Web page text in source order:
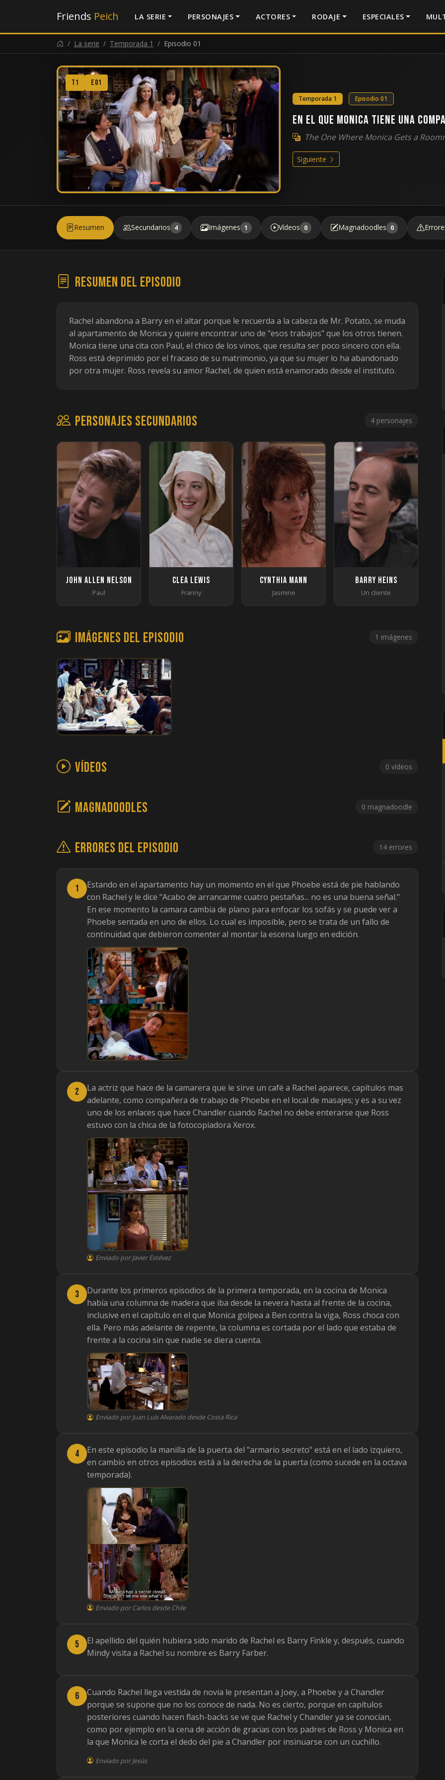
Friends Peich LA SERIE PERSONAJES ACTORES RODAJE ESPECIALES
La serie Temporada 1 Episodio 01
T1 E01
Temporada 1 Episodio 01
En el que Monica tiene una
The One Where Monica Gets a
Siguiente
Resumen Secundarios 4 Imágenes 1 Vídeos 0 Magnadoodles 0
Resumen del episodio
Rachel abandona a Barry en el altar porque le recuerda a la cabeza de Mr. Potato, se muda
al apartamento de Monica y quiere encontrar uno de "esos trabajos" que los otros tienen.
Monica tiene una cita con Paul, el chico de los vinos, que resulta ser poco sincero con ella.
Ross está deprimido por el fracaso de su matrimonio, ya que su mujer lo ha abandonado
por otra mujer. Ross revela su amor Rachel, de quien está enamorado desde el instituto.
Personajes secundarios 4 personajes
John Allen Nelson
Paul
Clea Lewis
Franny
Cynthia Mann
Jasmine
Barry Heins
Un cliente
Imágenes del episodio 1 imágenes
Vídeos 0 vídeos
Magnadoodles 0 magnadoodle
Errores del episodio 14 errores
1
Estando en el apartamento hay un momento en el que Phoebe está de pie hablando
con Rachel y le dice "Acabo de arrancarme cuatro pestañas... no es una buena señal."
En ese momento la camara cambia de plano para enfocar los sofás y se puede ver a
Phoebe sentada en uno de ellos. Lo cual es imposible, pero se trata de un fallo de
continuidad que debieron comenter al montar la escena luego en edición.
2
La actriz que hace de la camarera que le sirve un café a Rachel aparece, capítulos mas
adelante, como compañera de trabajo de Phoebe en el local de masajes; y es a su vez
uno de los enlaces que hace Chandler cuando Rachel no debe enterarse que Ross
estuvo con la chica de la fotocopiadora Xerox.
Enviado por Javier Estévez
3
Durante los primeros episodios de la primera temporada, en la cocina de Monica
había una columna de madera que iba desde la nevera hasta al frente de la cocina,
inclusive en el capítulo en el que Monica golpea a Ben contra la viga, Ross choca con
ella. Pero más adelante de repente, la columna es cortada por el lado que estaba de
frente a la cocina sin que nadie se diera cuenta.
Enviado por Juan Luis Alvarado desde Costa Rica
4
En este episodio la manilla de la puerta del "armario secreto" está en el lado izquiero,
en cambio en otros episodios está a la derecha de la puerta (como sucede en la octava
temporada).
Enviado por Carlos desde Chile
5
El apellido del quién hubiera sido marido de Rachel es Barry Finkle y, después, cuando
Mindy visita a Rachel su nombre es Barry Farber.
6
Cuando Rachel llega vestida de novia le presentan a Joey, a Phoebe y a Chandler
porque se supone que no los conoce de nada. No es cierto, porque en capítulos
posteriores cuando hacen flash-backs se ve que Rachel y Chandler ya se conocían,
como por ejemplo en la cena de acción de gracias con los padres de Ross y Monica en
la que Monica le corta el dedo del pie a Chandler por insinuarse con un cuchillo.
Enviado por Jesús